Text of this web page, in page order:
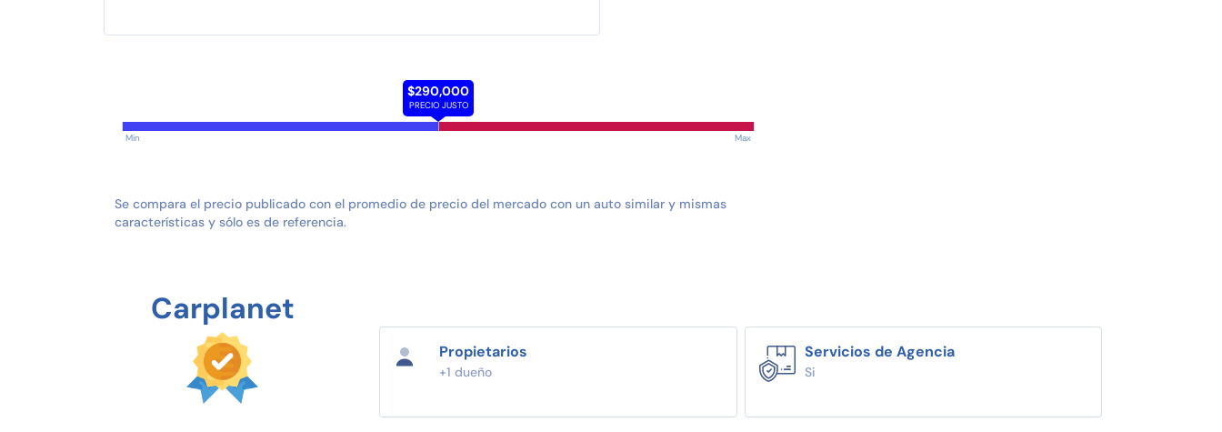
$290,000
PRECIO JUSTO
Min Max
Se compara el precio publicado con el promedio de precio del mercado con un auto similar y mismas
características y sólo es de referencia.
Carplanet
Propietarios
+1 dueño
Servicios de Agencia
Si